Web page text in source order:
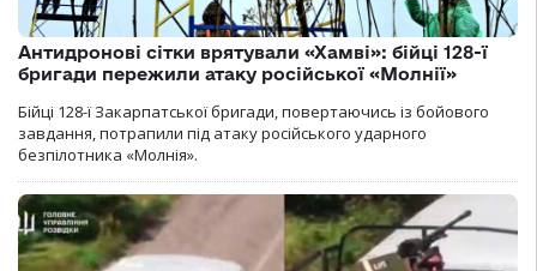
Антидронові сітки врятували «Хамві»: бійці 128-ї
бригади пережили атаку російської «Молнії»
Бійці 128-ї Закарпатської бригади, повертаючись із бойового
завдання, потрапили під атаку російського ударного
безпілотника «Молнія».